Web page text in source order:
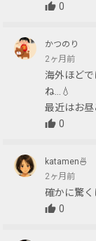
0
かつのり
2ヶ月前
海外ほど
ね…💧
最近はお
0
katamen🍜
2ヶ月前
確かに驚
0